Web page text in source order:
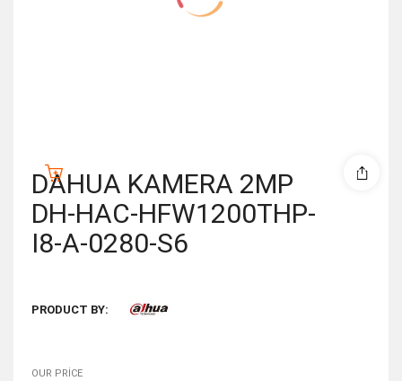
DAHUA KAMERA 2MP
DH-HAC-HFW1200THP-
I8-A-0280-S6
PRODUCT BY:
OUR PRICE